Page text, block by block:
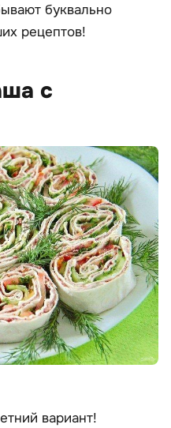
буквально
рецептов!
с
вариант!